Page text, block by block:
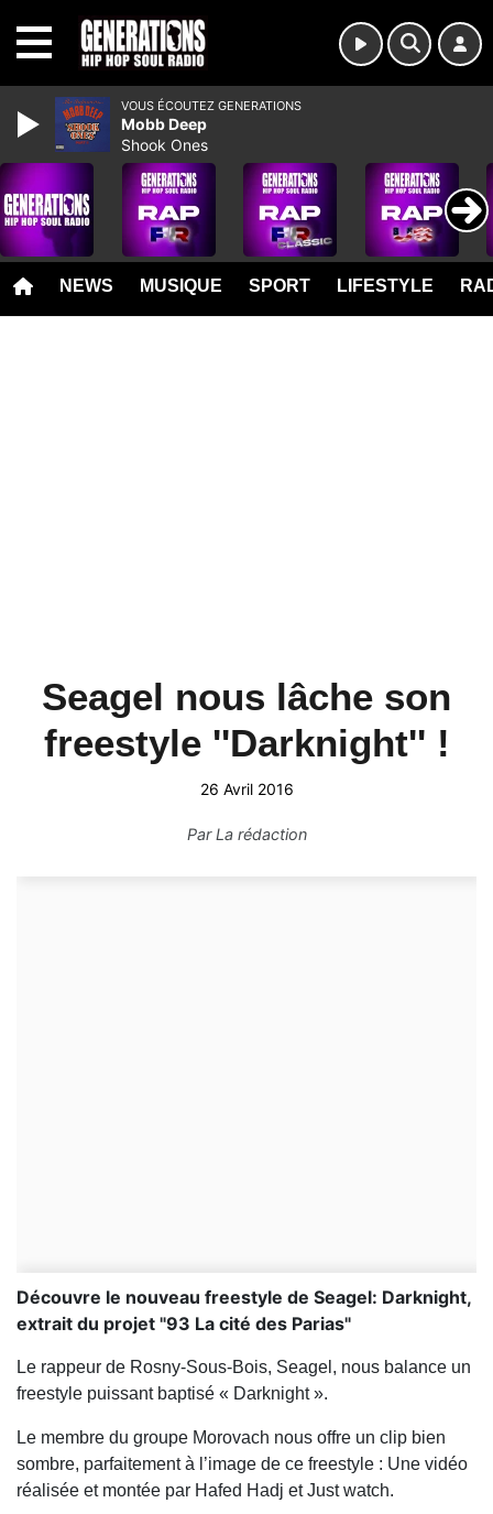
NEWS MUSIQUE SPORT LIFESTYLE
Seagel nous lâche son
freestyle ''Darknight'' !
26 Avril 2016
ParLa rédaction
Découvre le nouveau freestyle de Seagel: Darknight,
extrait du projet "93 La cité des Parias"
Le rappeur de Rosny-Sous-Bois, Seagel, nous balance un
freestyle puissant baptisé « Darknight ».
Le membre du groupe Morovach nous offre un clip bien
sombre, parfaitement à l’image de ce freestyle : Une vidéo
réalisée et montée par Hafed Hadj et Just watch.
VOUS ÉCOUTEZ GENERATIONS
Mobb Deep
Shook Ones